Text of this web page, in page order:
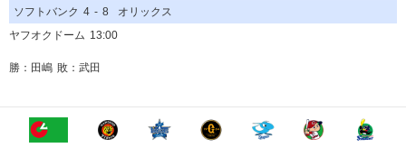
ソフトバンク 4 - 8
オリックス
ヤフオクドーム 13:00
勝：田嶋 敗：武田